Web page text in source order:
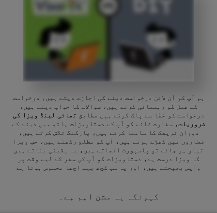
ہم آپ کو آن لائن درخواست دینے کی اجازت دیتے ہیں، درخواست
کے عمل کو رہنمائی کرتے ہیں، سوالات کا جواب دیتے ہیں،
درخواست کو خطا سے پاک کرتے ہیں مطابق تھائی لینڈ ویزا کی
ضروریات، سفارت خانے کو آپ کے دستاویزات ہاتھ میں دینے کے
دوران ٹریفک کا سامنا کرتے ہیں، پارکنگ تلاش کرتے ہیں،
قطاروں میں کھڑے ہوتے ہیں، آپ کو مطلع رکھتے ہیں، جب ویزا
تیار ہو جائے تو پاسپورٹ اٹھاتے ہیں، یہ یقینی بناتے ہیں
کہ ویزا درست ہے، دستاویزات کو آپ کی سفر کے لیے وقت پر
واپس بھیجتے ہیں، اور یہ سب کچھ بہت اچھا محسوس ہوتا ہے
کیونکہ یہ مشن اہم ہے۔